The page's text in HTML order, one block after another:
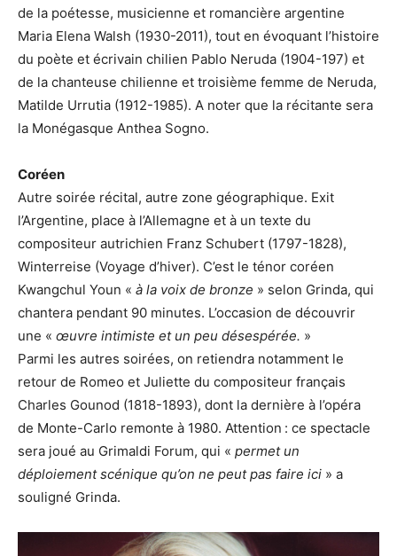
de la poétesse, musicienne et romancière argentine
Maria Elena Walsh (1930-2011), tout en évoquant l’histoire
du poète et écrivain chilien Pablo Neruda (1904-197) et
de la chanteuse chilienne et troisième femme de Neruda,
Matilde Urrutia (1912-1985). A noter que la récitante sera
la Monégasque Anthea Sogno.
Coréen
Autre soirée récital, autre zone géographique. Exit
l’Argentine, place à l’Allemagne et à un texte du
compositeur autrichien Franz Schubert (1797-1828),
Winterreise (Voyage d’hiver). C’est le ténor coréen
Kwangchul Youn « à la voix de bronze » selon Grinda, qui
chantera pendant 90 minutes. L’occasion de découvrir
une « œuvre intimiste et un peu désespérée. »
Parmi les autres soirées, on retiendra notamment le
retour de Romeo et Juliette du compositeur français
Charles Gounod (1818-1893), dont la dernière à l’opéra
de Monte-Carlo remonte à 1980. Attention : ce spectacle
sera joué au Grimaldi Forum, qui « permet un
déploiement scénique qu’on ne peut pas faire ici » a
souligné Grinda.